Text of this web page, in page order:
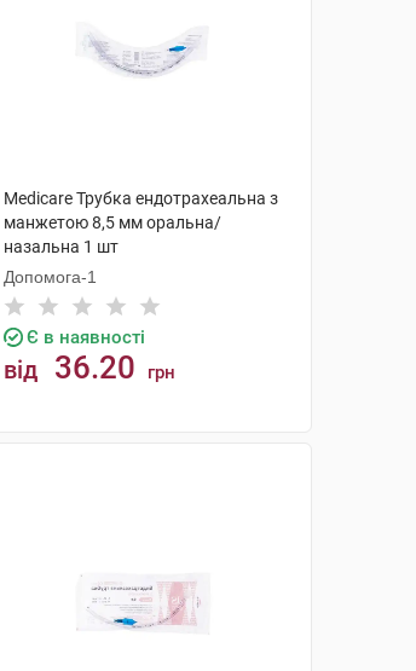
Medicare Трубка ендотрахеальна з
манжетою 8,5 мм оральна/
назальна 1 шт
Допомога-1
Є в наявності
від 36.20 грн